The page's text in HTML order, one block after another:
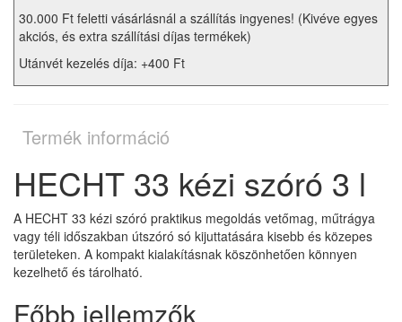
30.000 Ft feletti vásárlásnál a szállítás ingyenes! (Kivéve egyes
akciós, és extra szállítási díjas termékek)
Utánvét kezelés díja: +400 Ft
Termék információ
HECHT 33 kézi szóró 3 l
A HECHT 33 kézi szóró praktikus megoldás vetőmag, műtrágya
vagy téli időszakban útszóró só kijuttatására kisebb és közepes
területeken. A kompakt kialakításnak köszönhetően könnyen
kezelhető és tárolható.
Főbb jellemzők